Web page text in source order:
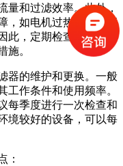
量和过滤效率。此外，
，如电机过热、轴承磨
此，定期检查和维护进
施。
器的维护和更换。一般
工作条件和使用频率。
每季度进行一次检查和
境较好的设备，可以每
：